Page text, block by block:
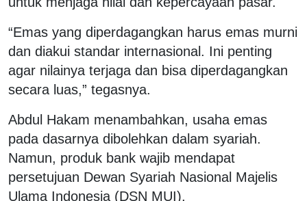
“Emas yang diperdagangkan harus emas murni
dan diakui standar internasional. Ini penting
agar nilainya terjaga dan bisa diperdagangkan
secara luas,” tegasnya.
Abdul Hakam menambahkan, usaha emas
pada dasarnya dibolehkan dalam syariah.
Namun, produk bank wajib mendapat
persetujuan Dewan Syariah Nasional Majelis
Ulama Indonesia (DSN MUI).